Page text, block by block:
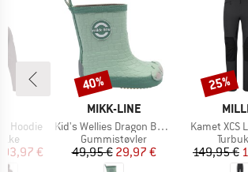
Hoodie
pris
€
MÆRKE
MIKK-LINE
Artikel
Kid's Wellies Dragon Barefoot
Produktgruppe
Gummistøvler
Pris
49,95 €Nedsat pris
29,97 €
Rabat
40%
Artikel
Kamet XCS
149,95 €
Rabat
25%